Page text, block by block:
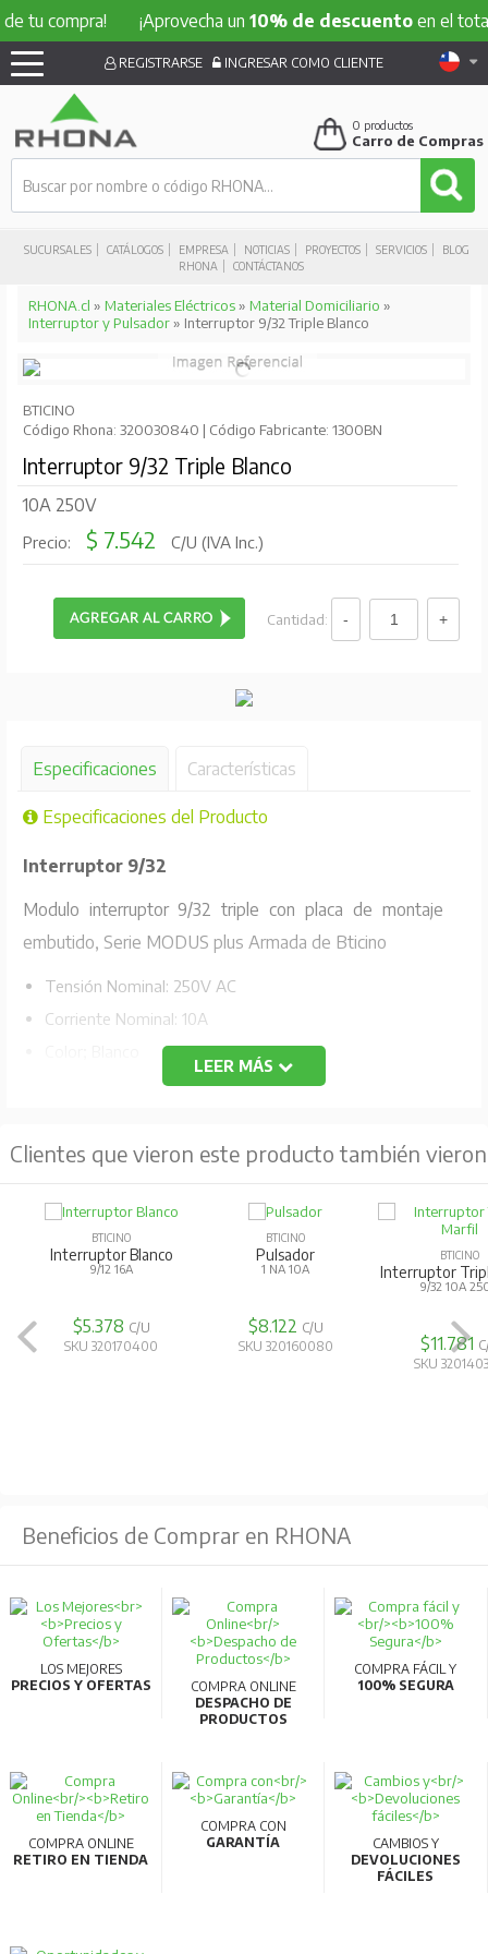
¡Aprovecha un10% de descuentoen el total de tu
SUCURSALES CATÁLOGOS EMPRESA NOTICIAS PROYECTOS SERVICIOS
BLOG
RHONA
CONTÁCTANOS
REGISTRARSE INGRESAR COMO CLIENTE
0 productos
Carro de Compras
RHONA.cl » Materiales Eléctricos» Material Domiciliario »
Interruptor y Pulsador» Interruptor 9/32 Triple Blanco
BTICINO
Código Rhona: 320030840 | Código Fabricante: 1300BN
Interruptor 9/32 Triple Blanco
10A 250V
Precio: $ 7.542 C/U (IVA Inc.)
Cantidad:
Especificaciones Características
Especificaciones del Producto
Interruptor 9/32
Modulo interruptor 9/32 triple con placa de montaje
embutido, Serie MODUS plus Armada de Bticino
Tensión Nominal: 250V AC
Corriente Nominal: 10A
Código Fabricante: 1300BN
LEER MÁS
Clientes que vieron este producto también vieron
BTICINO
Interruptor Blanco
9/12 16A
$5.378 C/U
SKU 320170400
BTICINO
Pulsador
1 NA 10A
$8.122 C/U
SKU 320160080
BTICINO
Interruptor
9/32 10A
$11.781
SKU
Beneficios de Comprar en RHONA
LOS MEJORES
PRECIOS Y OFERTAS
COMPRA ONLINE
DESPACHO DE
PRODUCTOS
COMPRA FÁCIL Y
100% SEGURA
COMPRA ONLINE
RETIRO EN TIENDA
COMPRA CON
GARANTÍA
CAMBIOS Y
DEVOLUCIONES
FÁCILES